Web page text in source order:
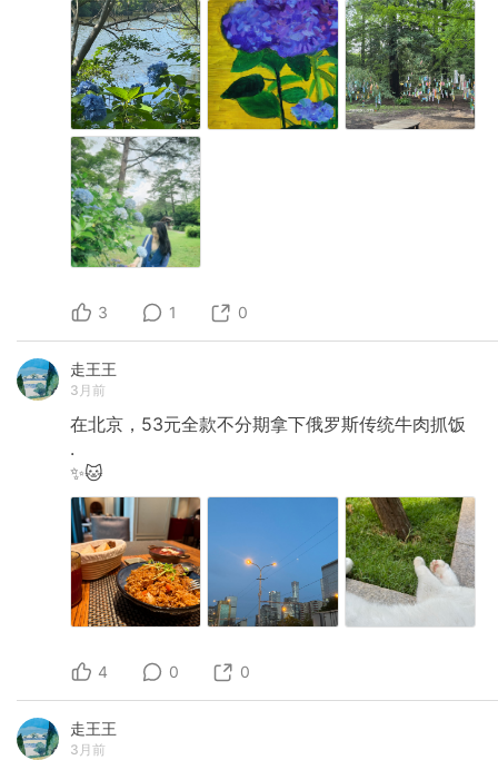
3 1 0
走王王
3月前
在北京，53元全款不分期拿下俄罗斯传统牛肉抓饭
.
✨🐱
4 0 0
走王王
3月前